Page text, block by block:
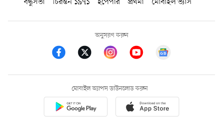
অনুসরণ করুন
মোবাইল অ্যাপস ডাউনলোড করুন